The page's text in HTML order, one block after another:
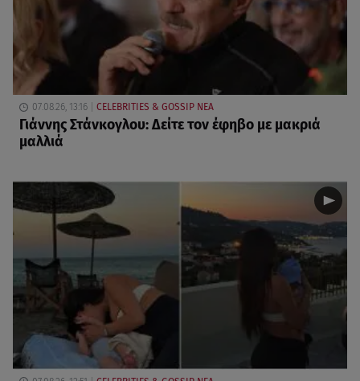
07.08.26, 13:16 CELEBRITIES & GOSSIP ΝΕΑ
Γιάννης Στάνκογλου: Δείτε τον έφηβο με μακριά
μαλλιά